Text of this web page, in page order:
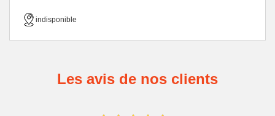
indisponible
Les avis de nos clients